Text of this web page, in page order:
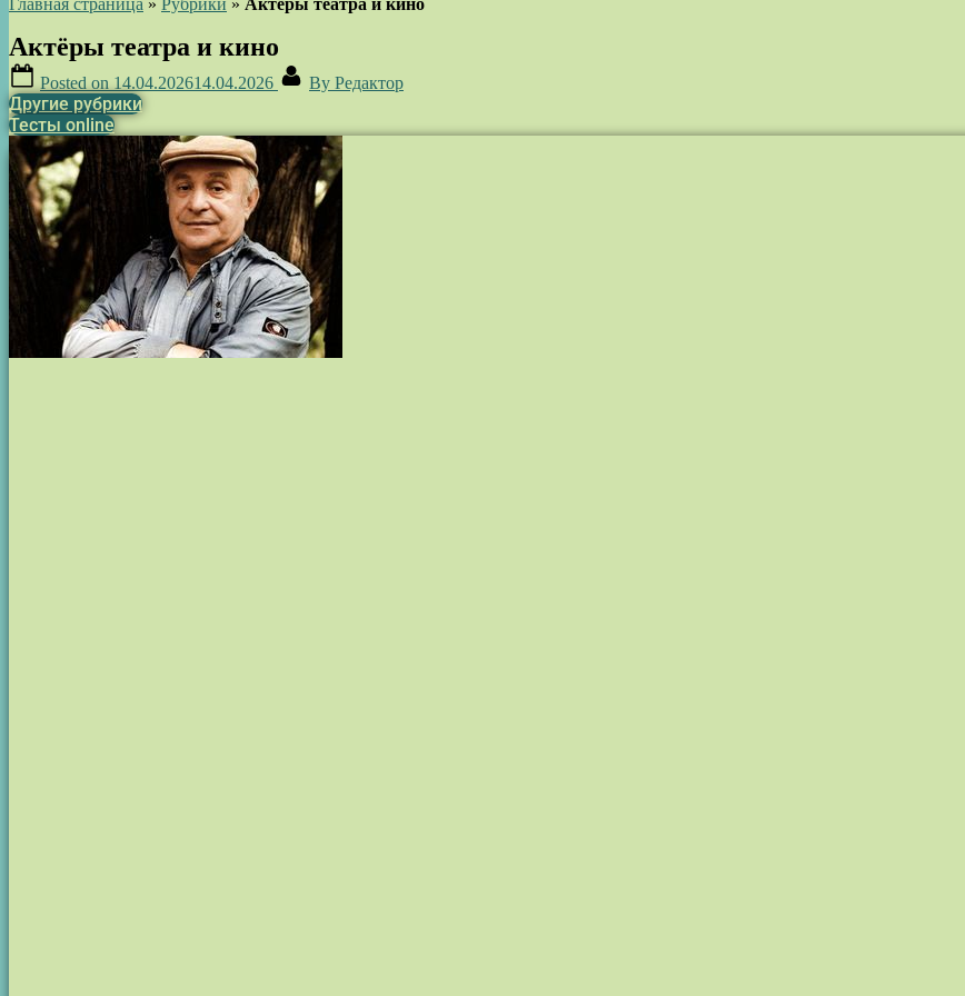
Главная страница » Рубрики » Актёры театра и кино
Актёры театра и кино
Posted on 14.04.202614.04.2026 By Редактор
Другие рубрики
Тесты online